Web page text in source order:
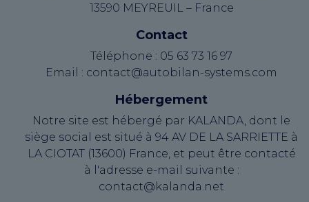
13590 MEYREUIL – France
Contact
Téléphone : 05 63 73 16 97
Email : contact@autobilan-systems.com
Hébergement
Notre site est hébergé par KALANDA, dont le
siège social est situé à 94 AV DE LA SARRIETTE à
LA CIOTAT (13600) France, et peut être contacté
à l'adresse e-mail suivante :
contact@kalanda.net